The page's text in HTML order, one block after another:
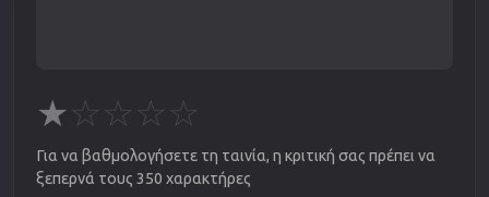
★☆☆☆☆
Για να βαθμολογήσετε τη ταινία, η κριτική σας πρέπει να
ξεπερνά τους 350 χαρακτήρες